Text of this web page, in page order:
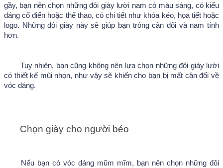
gầy, bạn nên chọn những đôi giày lười nam có màu sáng, có kiểu
dáng cổ điển hoặc thể thao, có chi tiết như khóa kéo, họa tiết hoặc
logo. Những đôi giày này sẽ giúp bạn trông cân đối và nam tính
hơn.
Tuy nhiên, bạn cũng không nên lựa chọn những đôi giày lười
có thiết kế mũi nhọn, như vậy sẽ khiến cho bạn bị mất cân đối về
vóc dáng.
Chọn giày cho người béo
Nếu bạn có vóc dáng mũm mĩm, bạn nên chọn những đôi